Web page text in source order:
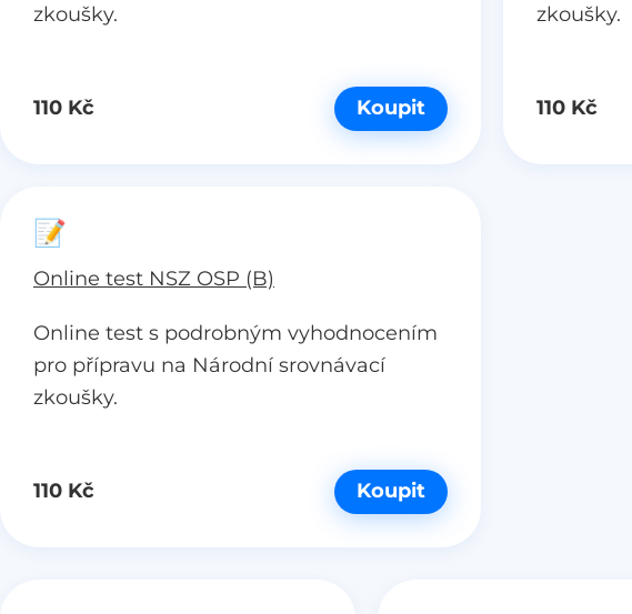
zkoušky.
110 Kč Koupit
zkoušky.
110 Kč
📝
Online test NSZ OSP (B)
Online test s podrobným vyhodnocením
pro přípravu na Národní srovnávací
zkoušky.
110 Kč Koupit